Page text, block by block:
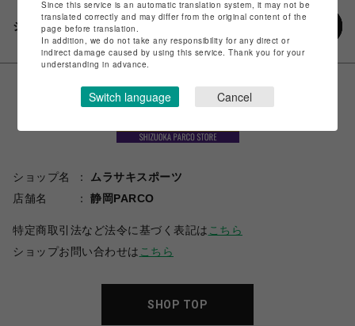
シェアする
ショップ名
ムラサキスポーツ
店舗名
静岡PARCO
特定商取引法など法令に基づく表記は こちら
ショップお問い合わせは こちら
SHOP TOP
Since this service is an automatic translation system, it may not be
translated correctly and may differ from the original content of the
page before translation.
In addition, we do not take any responsibility for any direct or
indirect damage caused by using this service. Thank you for your
understanding in advance.
Switch language Cancel